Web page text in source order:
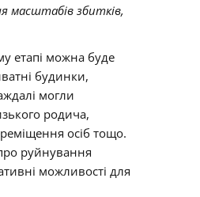
масштабів збитків,
етапі можна буде
будинки,
могли
родича,
осіб тощо.
руйнування
можливості для